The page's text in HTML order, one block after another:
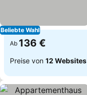
Beliebte Wahl
Ab 136 €
Preise von 12 Websites